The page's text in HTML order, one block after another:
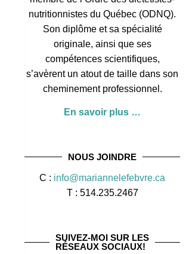
nutritionnistes du Québec (ODNQ).
Son diplôme et sa spécialité
originale, ainsi que ses
compétences scientifiques,
s’avèrent un atout de taille dans son
cheminement professionnel.
En savoir plus …
NOUS JOINDRE
C : info@mariannelefebvre.ca
T : 514.235.2467
SUIVEZ-MOI SUR LES
RÉSEAUX SOCIAUX!